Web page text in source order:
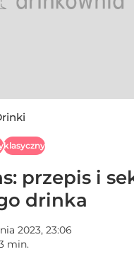
klasyczny
przepis i
drinka
2023, 23:06
min.